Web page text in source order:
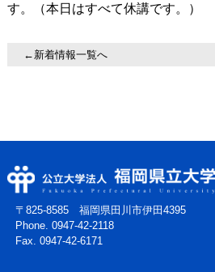
す。（本日はすべて休講です。）
←新着情報一覧へ
〒825-8585 福岡県田川市伊田4395
Phone. 0947-42-2118
Fax. 0947-42-6171